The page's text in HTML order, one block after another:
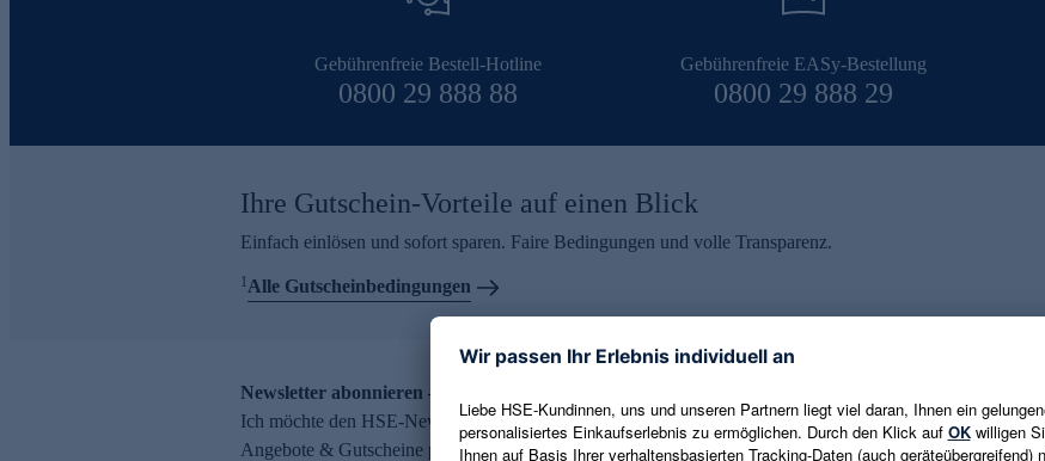
Gebührenfreie Bestell-Hotline
0800 29 888 88
Gebührenfreie EASy-Bestellung
0800 29 888 29
Ihre Gutschein-Vorteile auf einen Blick
Einfach einlösen und sofort sparen. Faire Bedingungen und volle Transparenz.
1Alle Gutscheinbedingungen
Newsletter abonnieren – 10 € Gutschein erhalten
Ich möchte den HSE-Newsletter abonnieren und aktuelle Trends,
Angebote & Gutscheine per E-Mail erhalten. Als Dankeschön
E-Mail-Adresse eingeben